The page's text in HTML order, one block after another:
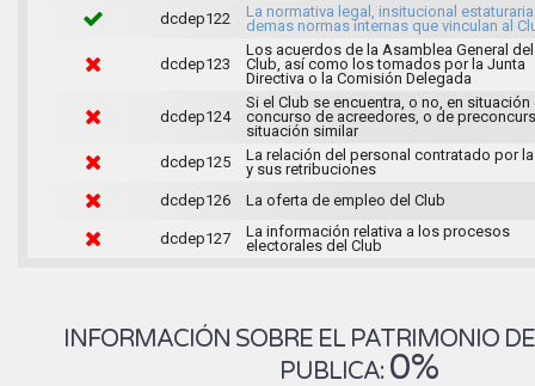
dcdep122
La normativa legal, insitucional
demas normas internas que vinculan al
dcdep123
Los acuerdos de la Asamblea General del
Club, así como los tomados por la Junta
Directiva o la Comisión Delegada
dcdep124
Si el Club se encuentra, o no, en situación
concurso de acreedores, o de
situación similar
dcdep125
La relación del personal contratado por
y sus retribuciones
dcdep126
La oferta de empleo del Club
dcdep127
La información relativa a los procesos
electorales del Club
INFORMACIÓN SOBRE EL PATRIMONIO
PUBLICA: 0%